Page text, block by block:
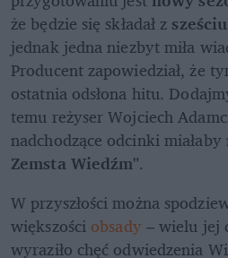
że będzie się składał z
jednak jedna niezbyt miła
Producent zapowiedział, że
ostatnia odsłona hitu.
temu reżyser Wojciech
nadchodzące odcinki miałaby
Zemsta Wiedźm".
W przyszłości można
większości obsady – wielu jej
wyraziło chęć odwiedzenia